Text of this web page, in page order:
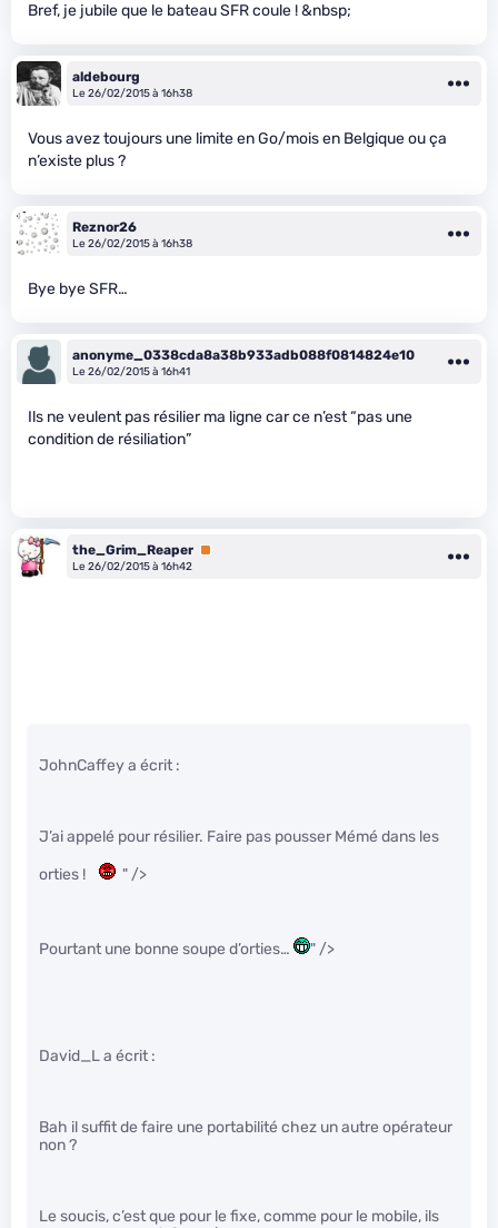
Bref, je jubile que le bateau SFR coule ! &nbsp;
aldebourg
Le 26/02/2015 à 16h38
Vous avez toujours une limite en Go/mois en Belgique ou ça
n’existe plus ?
Reznor26
Le 26/02/2015 à 16h38
Bye bye SFR…
anonyme_0338cda8a38b933adb088f0814824e10
Le 26/02/2015 à 16h41
Ils ne veulent pas résilier ma ligne car ce n’est “pas une
condition de résiliation”
the_Grim_Reaper Premium
Le 26/02/2015 à 16h42
JohnCaffey a écrit :
J’ai appelé pour résilier. Faire pas pousser Mémé dans les
orties !
" />
Pourtant une bonne soupe d’orties… " />
David_L a écrit :
Bah il suffit de faire une portabilité chez un autre opérateur
non ?
Le soucis, c’est que pour le fixe, comme pour le mobile, ils